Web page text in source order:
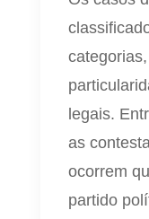
legais.
as
ocorrem
partido